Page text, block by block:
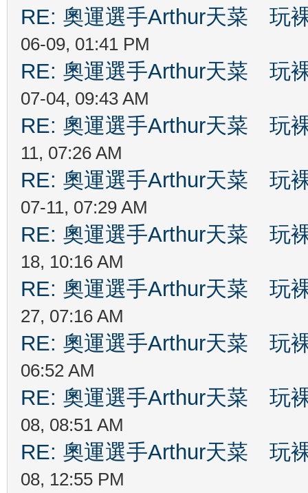
RE: 奧運選手Arthur天菜 玩
06-09, 01:41 PM
RE: 奧運選手Arthur天菜 玩
07-04, 09:43 AM
RE: 奧運選手Arthur天菜 玩
11, 07:26 AM
RE: 奧運選手Arthur天菜 玩
07-11, 07:29 AM
RE: 奧運選手Arthur天菜 玩
18, 10:16 AM
RE: 奧運選手Arthur天菜 玩
27, 07:16 AM
RE: 奧運選手Arthur天菜 玩
06:52 AM
RE: 奧運選手Arthur天菜 玩
08, 08:51 AM
RE: 奧運選手Arthur天菜 玩
08, 12:55 PM